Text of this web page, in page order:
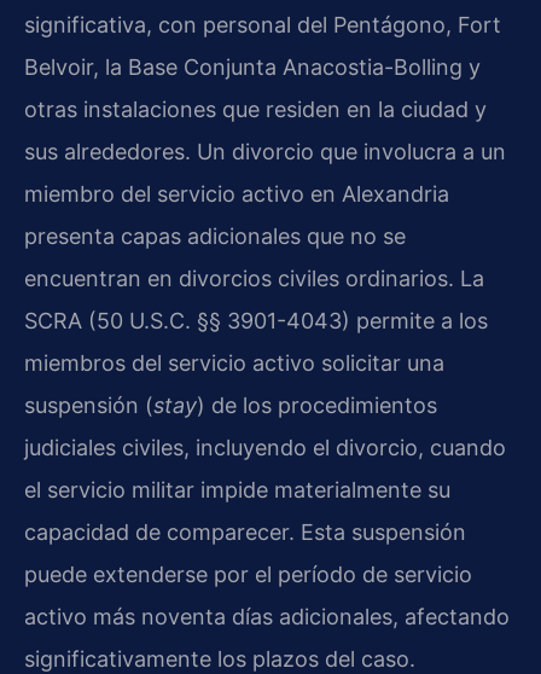
significativa, con personal del Pentágono, Fort
Belvoir, la Base Conjunta Anacostia-Bolling y
otras instalaciones que residen en la ciudad y
sus alrededores. Un divorcio que involucra a un
miembro del servicio activo en Alexandria
presenta capas adicionales que no se
encuentran en divorcios civiles ordinarios. La
SCRA (50 U.S.C. §§ 3901-4043) permite a los
miembros del servicio activo solicitar una
suspensión (stay) de los procedimientos
judiciales civiles, incluyendo el divorcio, cuando
el servicio militar impide materialmente su
capacidad de comparecer. Esta suspensión
puede extenderse por el período de servicio
activo más noventa días adicionales, afectando
significativamente los plazos del caso.